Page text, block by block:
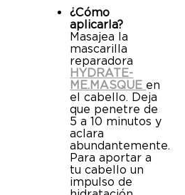
¿Cómo
aplicarla?
Masajea la
mascarilla
reparadora
HYDRATE-
ME.MASQUE en
el cabello. Deja
que penetre de
5 a 10 minutos y
aclara
abundantemente.
Para aportar a
tu cabello un
impulso de